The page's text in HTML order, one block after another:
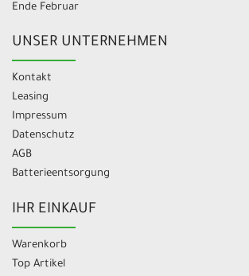
Ende Februar
UNSER UNTERNEHMEN
Kontakt
Leasing
Impressum
Datenschutz
AGB
Batterieentsorgung
IHR EINKAUF
Warenkorb
Top Artikel